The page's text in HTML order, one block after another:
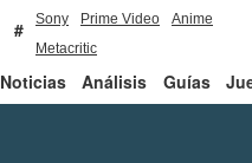
Sony Prime Video
Anime
Metacritic
Noticias Análisis Guías